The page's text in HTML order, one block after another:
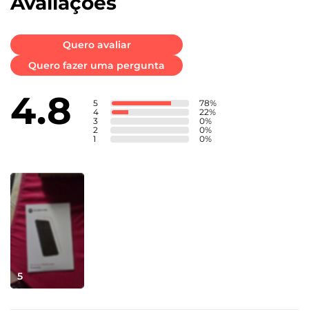
Contém 1 película transparente e 1 kit de aplicação.
4.8 5 78%
4
22%
3
0%
2
0%
1
0%
Quero avaliar
Quero fazer uma pergunta
5